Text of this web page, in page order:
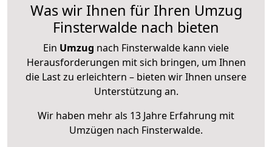
Was wir Ihnen für Ihren Umzug
Finsterwalde nach bieten
Ein Umzug nach Finsterwalde kann viele
Herausforderungen mit sich bringen, um Ihnen
die Last zu erleichtern – bieten wir Ihnen unsere
Unterstützung an.
Wir haben mehr als 13 Jahre Erfahrung mit
Umzügen nach Finsterwalde.